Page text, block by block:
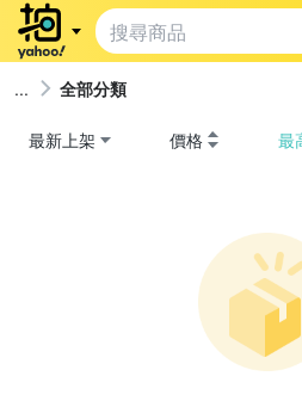
全部分類
最新上架 價格 最